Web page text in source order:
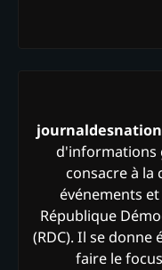
d'informations
consacre à la
événements et
République
(RDC). Il se donne
faire le